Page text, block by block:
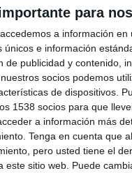
para
a información
e información
publicidad y contenido,
socios podemos
de dispositivos.
1538 socios para que
a información más
Tenga en cuenta que
pero usted tiene el
sitio web. Puede
TOTAL
130
Total equipos
de partidos en abierto